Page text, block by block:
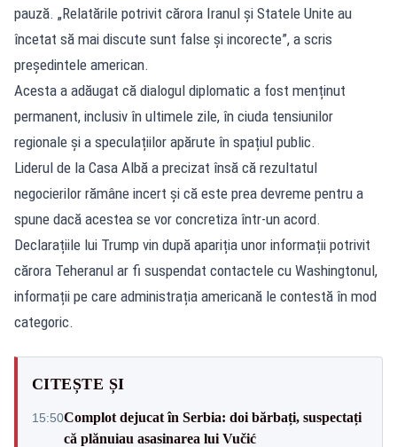
pauză. „Relatările potrivit cărora Iranul și Statele Unite au
încetat să mai discute sunt false și incorecte”, a scris
președintele american.
Acesta a adăugat că dialogul diplomatic a fost menținut
permanent, inclusiv în ultimele zile, în ciuda tensiunilor
regionale și a speculațiilor apărute în spațiul public.
Liderul de la Casa Albă a precizat însă că rezultatul
negocierilor rămâne incert și că este prea devreme pentru a
spune dacă acestea se vor concretiza într-un acord.
Declarațiile lui Trump vin după apariția unor informații potrivit
cărora Teheranul ar fi suspendat contactele cu Washingtonul,
informații pe care administrația americană le contestă în mod
categoric.
CITEȘTE ȘI
15:50Complot dejucat în Serbia: doi bărbați, suspectați
că plănuiau asasinarea lui Vučić